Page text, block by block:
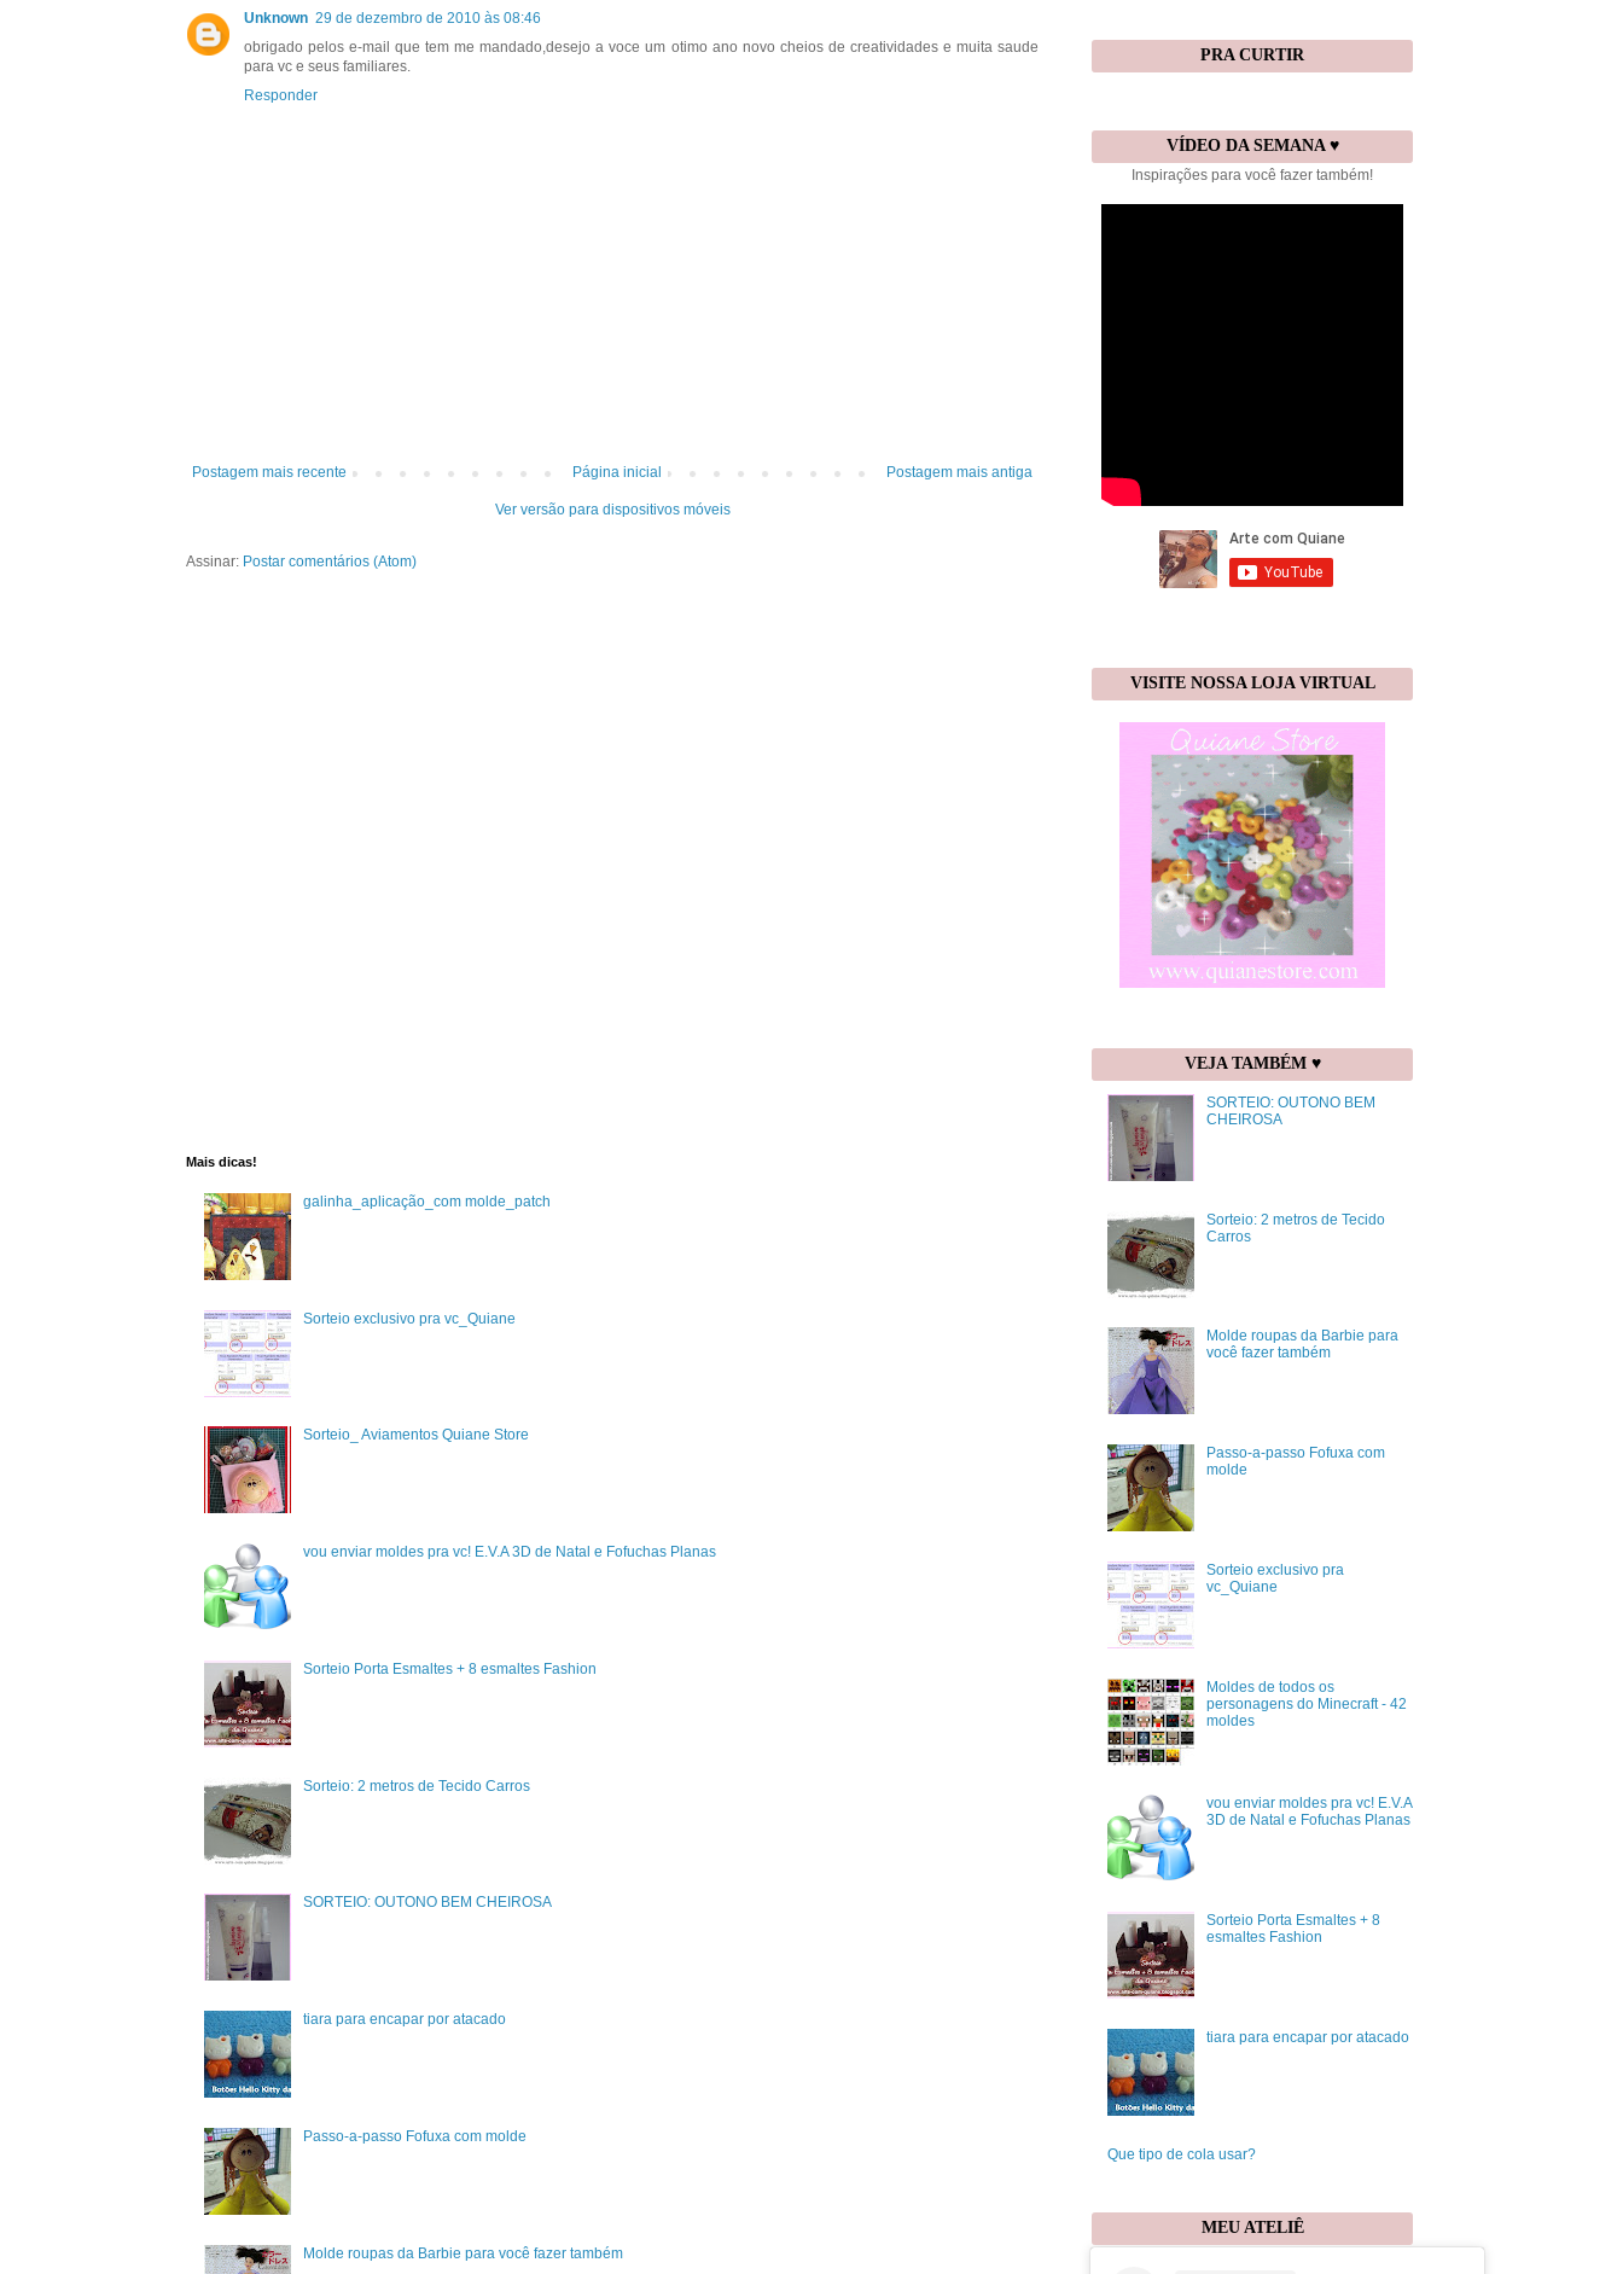
Unknown 29 de dezembro de 2010 às 08:46
obrigado pelos e-mail que tem me mandado,desejo a voce um otimo ano novo cheios de creatividades e muita saude
para vc e seus familiares.
Responder
Postagem mais recente Postagem mais antiga
Página inicial
Ver versão para dispositivos móveis
Assinar: Postar comentários (Atom)
Mais dicas!
galinha_aplicação_com molde_patch
Sorteio exclusivo pra vc_Quiane
Sorteio_ Aviamentos Quiane Store
vou enviar moldes pra vc! E.V.A 3D de Natal e Fofuchas Planas
Sorteio Porta Esmaltes + 8 esmaltes Fashion
Sorteio: 2 metros de Tecido Carros
SORTEIO: OUTONO BEM CHEIROSA
tiara para encapar por atacado
Passo-a-passo Fofuxa com molde
Molde roupas da Barbie para você fazer também
PRA CURTIR
VÍDEO DA SEMANA ♥
Inspirações para você fazer também!
VISITE NOSSA LOJA VIRTUAL
VEJA TAMBÉM ♥
SORTEIO: OUTONO BEM
CHEIROSA
Sorteio: 2 metros de Tecido
Carros
Molde roupas da Barbie para
você fazer também
Passo-a-passo Fofuxa com
molde
Sorteio exclusivo pra
vc_Quiane
Moldes de todos os
personagens do Minecraft - 42
moldes
vou enviar moldes pra vc! E.V.A
3D de Natal e Fofuchas Planas
Sorteio Porta Esmaltes + 8
esmaltes Fashion
tiara para encapar por atacado
Que tipo de cola usar?
MEU ATELIÊ